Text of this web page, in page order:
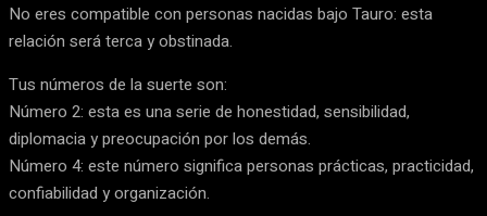
No eres compatible con personas nacidas bajo Tauro: esta
relación será terca y obstinada.
Tus números de la suerte son:
Número 2: esta es una serie de honestidad, sensibilidad,
diplomacia y preocupación por los demás.
Número 4: este número significa personas prácticas, practicidad,
confiabilidad y organización.